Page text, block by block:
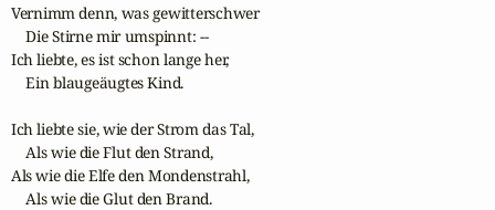
Vernimm denn, was gewitterschwer
    Die Stirne mir umspinnt: --
Ich liebte, es ist schon lange her,
    Ein blaugeäugtes Kind.
Ich liebte sie, wie der Strom das Tal,
    Als wie die Flut den Strand,
Als wie die Elfe den Mondenstrahl,
    Als wie die Glut den Brand.